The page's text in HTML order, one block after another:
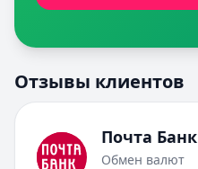
Отзывы клиентов
Почта Банк
Обмен валют